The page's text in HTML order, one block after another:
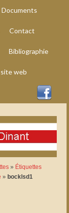
Documents
Contact
Bibliographie
site web
» Étiquettes
» bocklsd1